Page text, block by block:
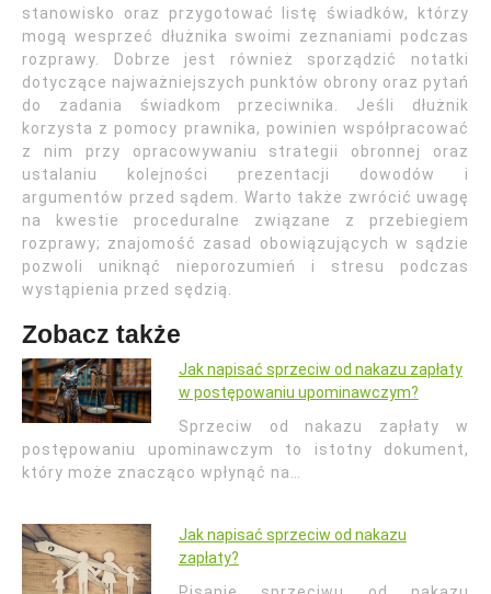
stanowisko oraz przygotować listę świadków, którzy
mogą wesprzeć dłużnika swoimi zeznaniami podczas
rozprawy. Dobrze jest również sporządzić notatki
dotyczące najważniejszych punktów obrony oraz pytań
do zadania świadkom przeciwnika. Jeśli dłużnik
korzysta z pomocy prawnika, powinien współpracować
z nim przy opracowywaniu strategii obronnej oraz
ustalaniu kolejności prezentacji dowodów i
argumentów przed sądem. Warto także zwrócić uwagę
na kwestie proceduralne związane z przebiegiem
rozprawy; znajomość zasad obowiązujących w sądzie
pozwoli uniknąć nieporozumień i stresu podczas
wystąpienia przed sędzią.
Zobacz także
Jak napisać sprzeciw od nakazu zapłaty
w postępowaniu upominawczym?
Sprzeciw od nakazu zapłaty w
postępowaniu upominawczym to istotny dokument,
który może znacząco wpłynąć na…
Jak napisać sprzeciw od nakazu
zapłaty?